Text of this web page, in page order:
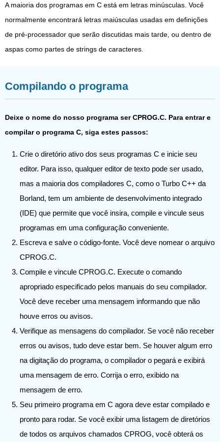
A maioria dos programas em C está em letras minúsculas. Você
normalmente encontrará letras maiúsculas usadas em definições
de pré-processador que serão discutidas mais tarde, ou dentro de
aspas como partes de strings de caracteres.
Compilando o programa
Deixe o nome do nosso programa ser CPROG.C. Para entrar e
compilar o programa C, siga estes passos:
Crie o diretório ativo dos seus programas C e inicie seu
editor. Para isso, qualquer editor de texto pode ser usado,
mas a maioria dos compiladores C, como o Turbo C++ da
Borland, tem um ambiente de desenvolvimento integrado
(IDE) que permite que você insira, compile e vincule seus
programas em uma configuração conveniente.
Escreva e salve o código-fonte. Você deve nomear o arquivo
CPROG.C.
Compile e vincule CPROG.C. Execute o comando
apropriado especificado pelos manuais do seu compilador.
Você deve receber uma mensagem informando que não
houve erros ou avisos.
Verifique as mensagens do compilador. Se você não receber
erros ou avisos, tudo deve estar bem. Se houver algum erro
na digitação do programa, o compilador o pegará e exibirá
uma mensagem de erro. Corrija o erro, exibido na
mensagem de erro.
Seu primeiro programa em C agora deve estar compilado e
pronto para rodar. Se você exibir uma listagem de diretórios
de todos os arquivos chamados CPROG, você obterá os